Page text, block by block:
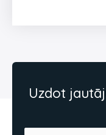
Uzdot